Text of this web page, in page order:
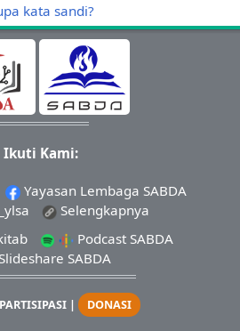
kata sandi?
Ikuti Kami:
Yayasan Lembaga SABDA
Selengkapnya
Podcast SABDA
Slideshare SABDA
PARTISIPASI| DONASI